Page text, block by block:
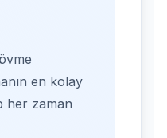
en kolay
her zaman